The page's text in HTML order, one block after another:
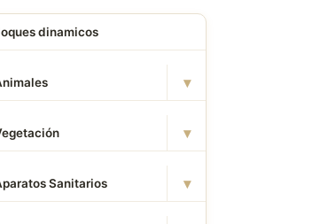
dinamicos
▾
▾
Sanitarios ▾